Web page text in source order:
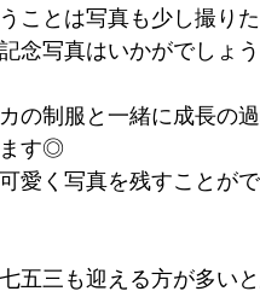
ことは写真も少し撮りた
念写真はいかがでしょう
の制服と一緒に成長の
ます◎
く写真を残すことがで
五三も迎える方が多いと